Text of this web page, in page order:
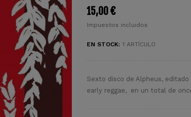
15,00 €
Impuestos incluidos
EN STOCK: 1 ARTÍCULO
Sexto disco de Alpheus,
early reggae, en un total de